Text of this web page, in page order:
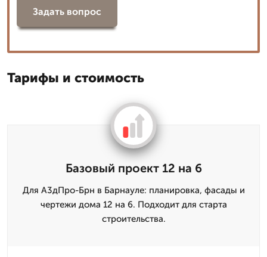
Задать вопрос
Тарифы и стоимость
Базовый проект 12 на 6
Для А3дПро-Брн в Барнауле: планировка, фасады и
чертежи дома 12 на 6. Подходит для старта
строительства.